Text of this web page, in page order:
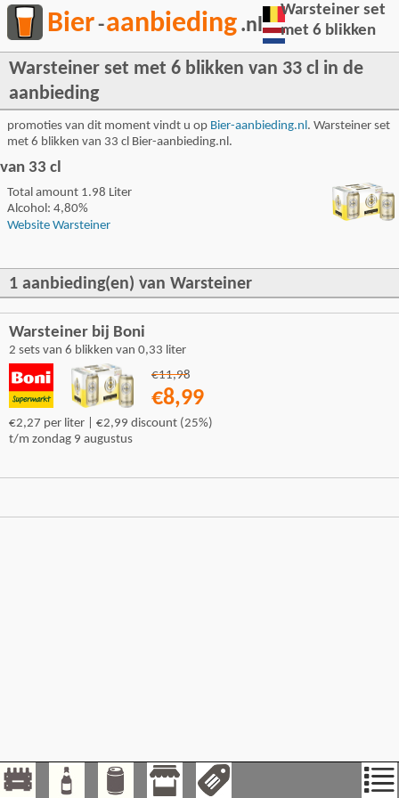
Bier-aanbieding .nl
Warsteiner set met 6 blikken van 33 cl in de
aanbieding
promoties van dit moment vindt u op Bier-aanbieding.nl. Warsteiner set
met 6 blikken van 33 cl Bier-aanbieding.nl.
Warsteiner set
met 6 blikken
van 33 cl
Total amount 1.98 Liter
Alcohol: 4,80%
Website Warsteiner
1 aanbieding(en) van Warsteiner
Warsteiner bij Boni
2 sets van 6 blikken van 0,33 liter
€11,98
€8,99
€2,27 per liter | €2,99 discount (25%)
t/m zondag 9 augustus